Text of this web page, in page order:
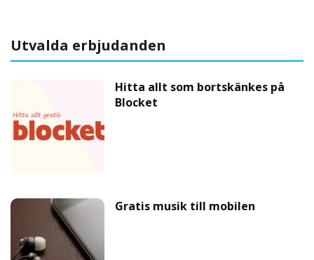
Utvalda erbjudanden
Hitta allt som bortskänkes på
Blocket
Gratis musik till mobilen